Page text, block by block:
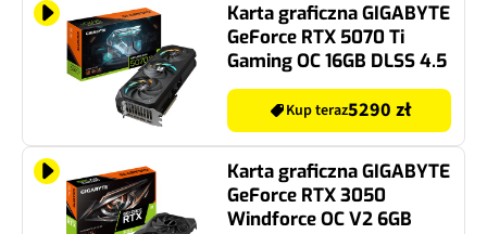
Karta graficzna GIGABYTE
GeForce RTX 5070 Ti
Gaming OC 16GB DLSS 4.5
Kup teraz5290 zł
Karta graficzna GIGABYTE
GeForce RTX 3050
Windforce OC V2 6GB